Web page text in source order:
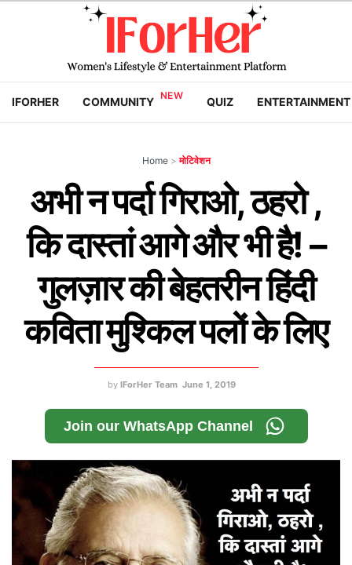
IFORHER COMMUNITY QUIZ ENTERTAINMENT
Home >मोटिवेशन
अभी न पर्दा गिराओ, ठहरो ,
कि दास्तां आगे और भी है! –
गुलज़ार की बेहतरीन हिंदी
कविता मुश्किल पलों के लिए
by IForHer Team June 1, 2019
Join our WhatsApp Channel